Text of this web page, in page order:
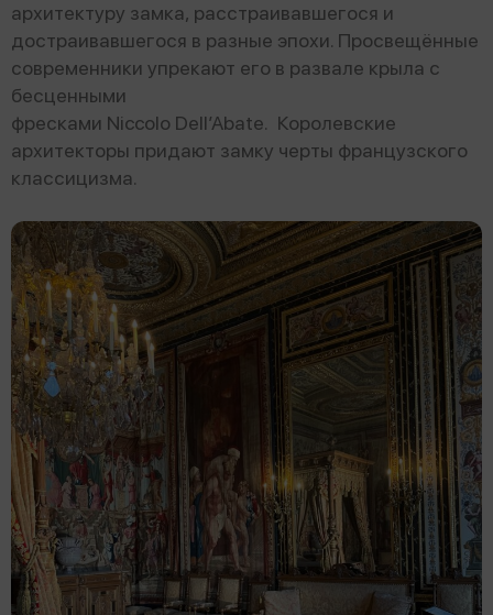
архитектуру замка, расстраивавшегося и
достраивавшегося в разные эпохи. Просвещённые
современники упрекают его в развале крыла с
бесценными
фресками Niccolo Dell’Abate. Королевские
архитекторы придают замку черты французского
классицизма.